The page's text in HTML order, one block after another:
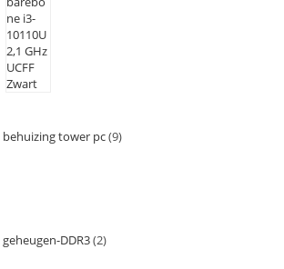
behuizing tower pc 9
geheugen-DDR3 2